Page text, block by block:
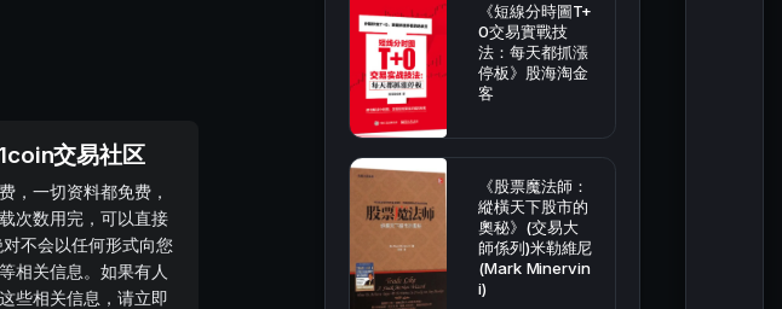
《短線分時圖T+
0交易實戰技
法：每天都抓漲
停板》股海淘金
客
《股票魔法師：
縱橫天下股市的
奧秘》(交易大
師係列)米勒維尼
(Mark Minervin
i)
交易社区
，一切资料都免费，
次数用完，可以直接
不会以任何形式向您
相关信息。如果有人
些相关信息，请立即